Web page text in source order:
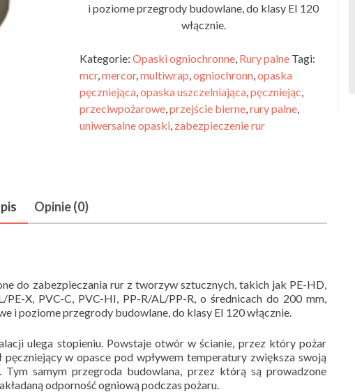
i poziome przegrody budowlane, do klasy EI 120
włącznie.
Kategorie:Opaski ogniochronne Rury palne Tagi:
mcr,mercor,multiwrap ,ogniochronn ,opaska
pęczniejąca ,opaska uszczelniająca ,pęczniejąc
przeciwpożarowe ,przejście bierne ,rury palne
uniwersalne opaski zabezpieczenie rur
Opinie (0)
do zabezpieczania rur z tworzyw sztucznych, takich jak PE-HD,
PE-X, PVC-C, PVC-HI, PP-R/AL/PP-R, o średnicach do 200 mm,
i poziome przegrody budowlane, do klasy EI 120 włącznie.
ulega stopieniu. Powstaje otwór w ścianie, przez który pożar
w opasce pod wpływem temperatury zwiększa swoją
samym przegroda budowlana, przez którą są prowadzone
odporność ogniową podczas pożaru.